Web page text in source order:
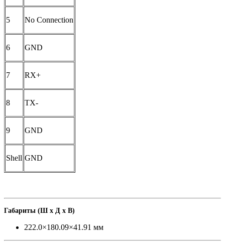
5 No Connection
6 GND
7 RX+
8 TX-
9 GND
Shell GND
Габариты (Ш x Д x В)
222.0×180.09×41.91 мм